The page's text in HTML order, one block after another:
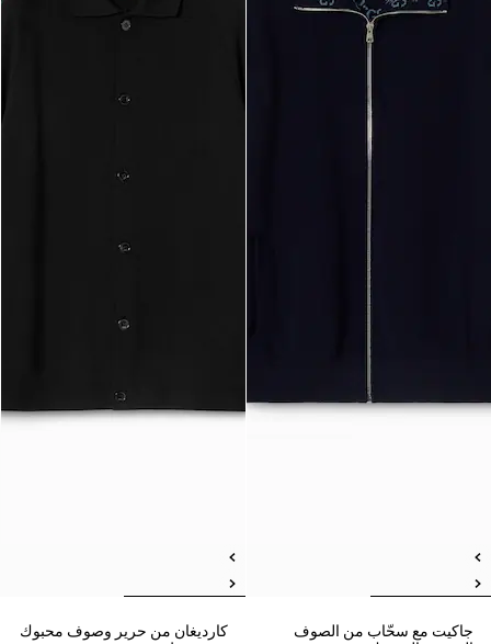
جاكيت مع سحّاب من الصوف
كارديغان من حرير وصوف محبوك